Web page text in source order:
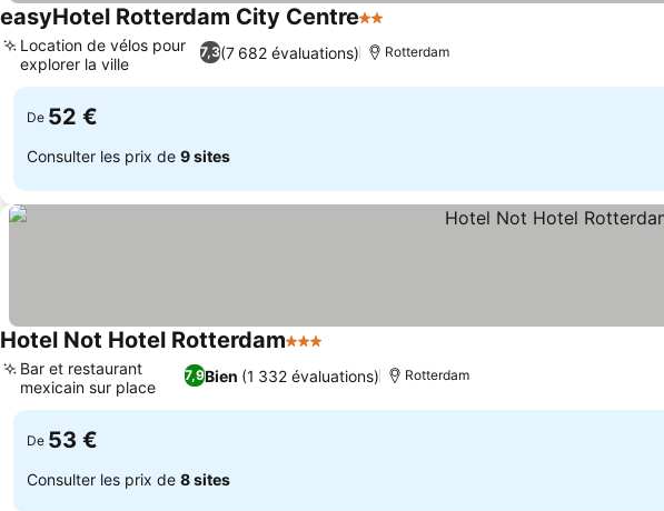
easyHotel Rotterdam City Centre2 Étoiles
7,3(7 682 évaluations)
Location de vélos pour
explorer la ville
Rotterdam
De 52 €
Consulter les prix de 9 sites
Hotel Not Hotel Rotterdam3 Étoiles
7,9Bien (1 332 évaluations)
Bar et restaurant
mexicain sur place
Rotterdam
De 53 €
Consulter les prix de 8 sites